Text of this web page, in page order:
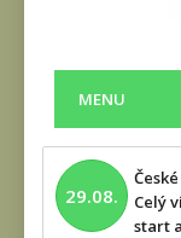
MENU
29.08.
Celý
start